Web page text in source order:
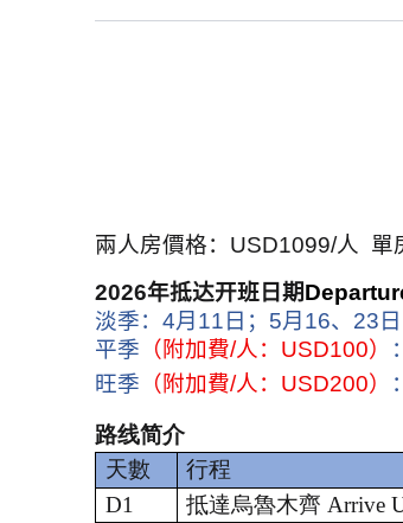
兩人房價格： USD1099/人 單
2026年抵达开班日期
淡季： 4月 11 日； 5月 16、 23 日
平季 （附加費/人： USD100） ：
旺季 （附加費/人： USD200） ：
路线简介
天數
行程
D1
抵達烏魯木齊 Arrive